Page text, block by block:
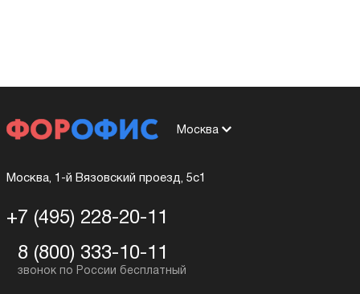
Москва
Москва, 1-й Вязовский проезд, 5с1
+7 (495) 228-20-11
8 (800) 333-10-11